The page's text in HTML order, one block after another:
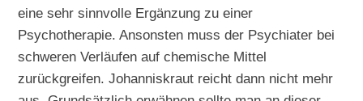
eine sehr sinnvolle Ergänzung zu einer
Psychotherapie. Ansonsten muss der Psychiater bei
schweren Verläufen auf chemische Mittel
zurückgreifen. Johanniskraut reicht dann nicht mehr